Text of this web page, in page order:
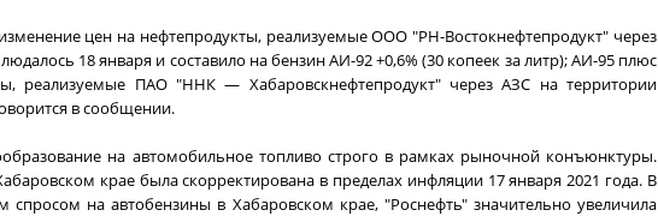
цен на нефтепродукты, реализуемые ООО "РН-Востокнефтепродукт" через
18 января и составило на бензин АИ-92 +0,6% (30 копеек за литр); АИ-95 плюс
реализуемые ПАО "ННК — Хабаровскнефтепродукт" через АЗС на территории
в сообщении.
на автомобильное топливо строго в рамках рыночной конъюнктуры.
крае была скорректирована в пределах инфляции 17 января 2021 года. В
на автобензины в Хабаровском крае, "Роснефть" значительно увеличила